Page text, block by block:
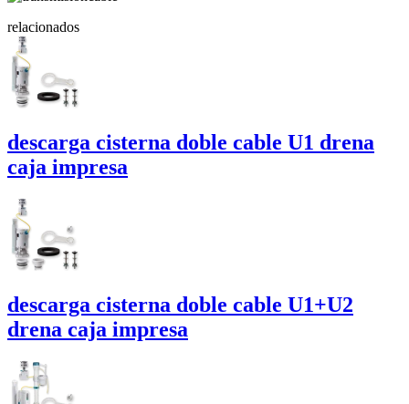
relacionados
descarga cisterna doble cable U1 drena
caja impresa
descarga cisterna doble cable U1+U2
drena caja impresa